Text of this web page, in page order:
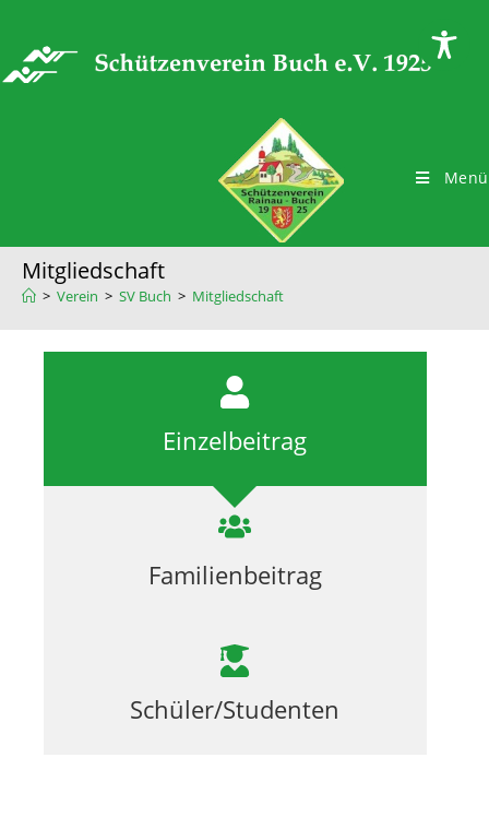
Menü
Mitgliedschaft
> Verein > SV Buch > Mitgliedschaft
Einzelbeitrag
Familienbeitrag
Schüler/Studenten